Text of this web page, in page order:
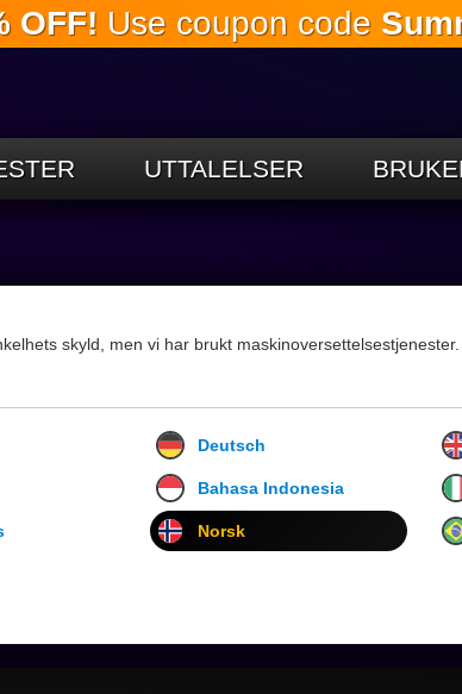
Gå til
hovedinnholdet
OFF! Use coupon code
UTTALELSER
skyld, men vi har brukt
Deutsch
Bahasa Indonesia
Norsk